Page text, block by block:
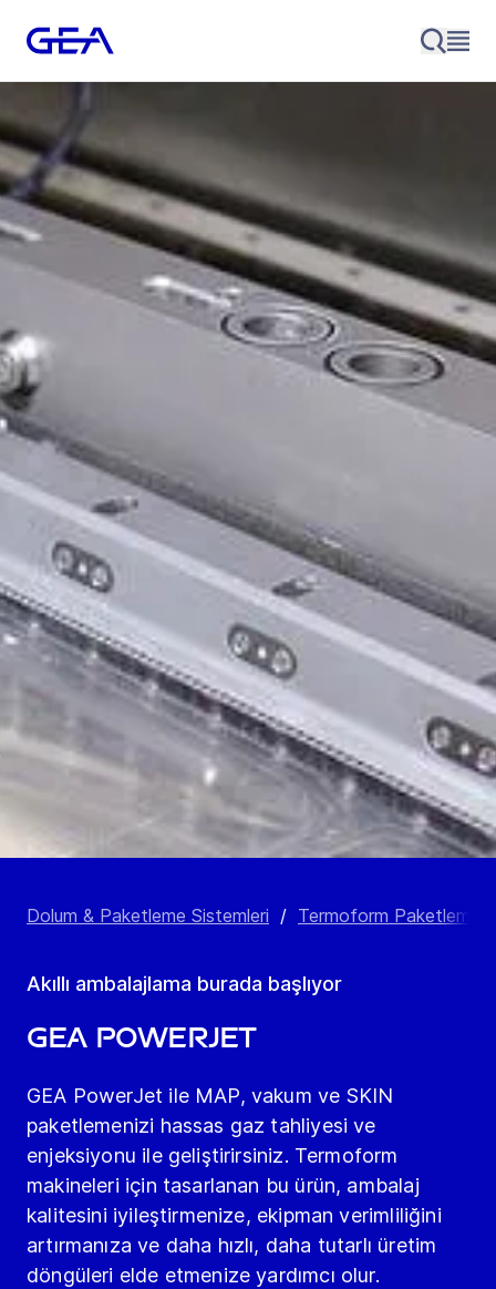
Dolum & Paketleme Sistemleri / Termoform Paketleme
Akıllı ambalajlama burada başlıyor
GEA PowerJet
GEA PowerJet ile MAP, vakum ve SKIN
paketlemenizi hassas gaz tahliyesi ve
enjeksiyonu ile geliştirirsiniz. Termoform
makineleri için tasarlanan bu ürün, ambalaj
kalitesini iyileştirmenize, ekipman verimliliğini
artırmanıza ve daha hızlı, daha tutarlı üretim
döngüleri elde etmenize yardımcı olur.